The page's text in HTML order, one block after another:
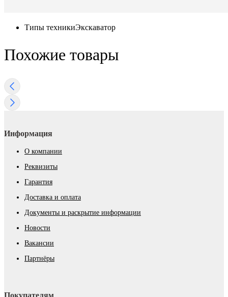
Типы техникиЭкскаватор
Похожие товары
Информация
О компании
Реквизиты
Гарантия
Доставка и оплата
Документы и раскрытие информации
Новости
Вакансии
Партнёры
Покупателям